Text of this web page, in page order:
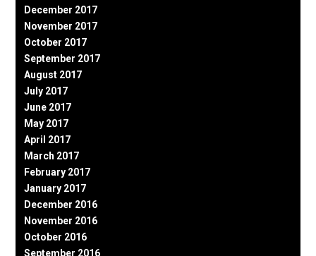
December 2017
November 2017
October 2017
September 2017
August 2017
July 2017
June 2017
May 2017
April 2017
March 2017
February 2017
January 2017
December 2016
November 2016
October 2016
September 2016